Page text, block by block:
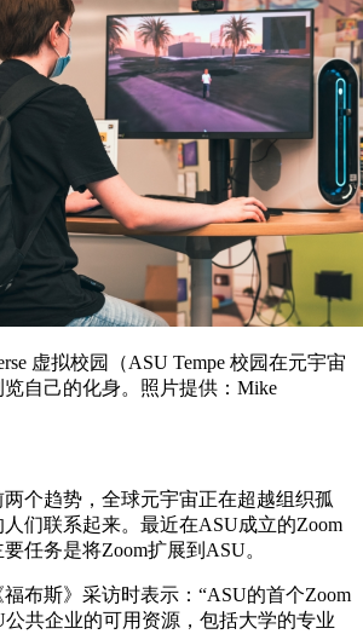
虚拟校园（ASU Tempe 校园在元宇宙
自己的化身。照片提供：Mike
个趋势，全球元宇宙正在超越组织孤
们联系起来。最近在ASU成立的Zoom
任务是将Zoom扩展到ASU。
布斯》采访时表示：“ASU的首个Zoom
共企业的可用资源，包括大学的专业